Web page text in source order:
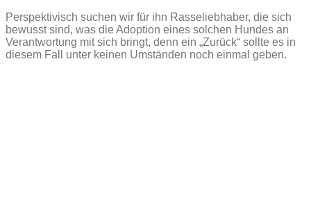
Perspektivisch suchen wir für ihn Rasseliebhaber, die sich
bewusst sind, was die Adoption eines solchen Hundes an
Verantwortung mit sich bringt, denn ein „Zurück“ sollte es in
diesem Fall unter keinen Umständen noch einmal geben.